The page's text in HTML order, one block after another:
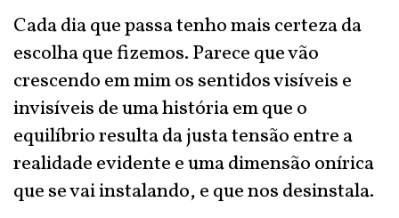
Cada dia que passa tenho mais certeza da
escolha que fizemos. Parece que vão
crescendo em mim os sentidos visíveis e
invisíveis de uma história em que o
equilíbrio resulta da justa tensão entre a
realidade evidente e uma dimensão onírica
que se vai instalando, e que nos desinstala.